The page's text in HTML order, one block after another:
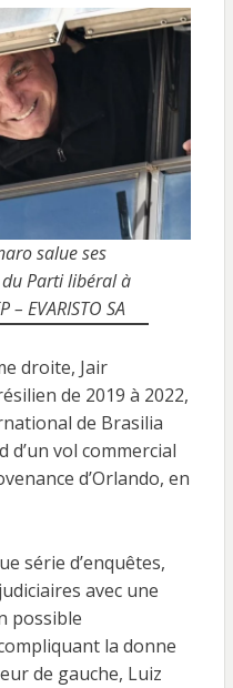
salue ses
Parti libéral à
EVARISTO SA
droite, Jair
de 2019 à 2022,
de Brasilia
d’un vol commercial
d’Orlando, en
série d’enquêtes,
avec une
possible
la donne
de gauche, Luiz